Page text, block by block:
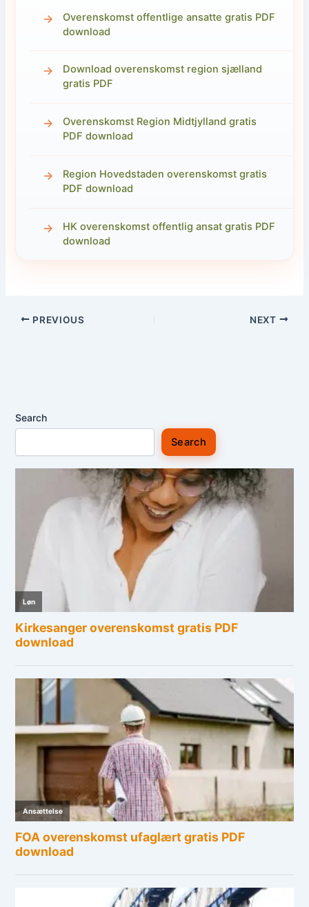
Overenskomst offentlige ansatte gratis PDF
download
Download overenskomst region sjælland
gratis PDF
Overenskomst Region Midtjylland gratis
PDF download
Region Hovedstaden overenskomst gratis
PDF download
HK overenskomst offentlig ansat gratis PDF
download
PREVIOUS NEXT
Search
Search